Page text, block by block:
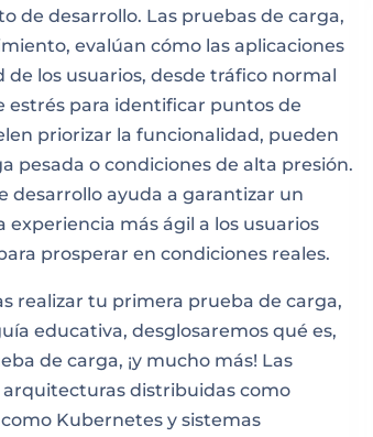
de desarrollo. Las pruebas de carga,
evalúan cómo las aplicaciones
los usuarios, desde tráfico normal
estrés para identificar puntos de
priorizar la funcionalidad, pueden
pesada o condiciones de alta presión.
desarrollo ayuda a garantizar un
más ágil a los usuarios
prosperar en condiciones reales.
realizar tu primera prueba de carga,
educativa, desglosaremos qué es,
de carga, ¡y mucho más! Las
distribuidas como
Kubernetes y sistemas